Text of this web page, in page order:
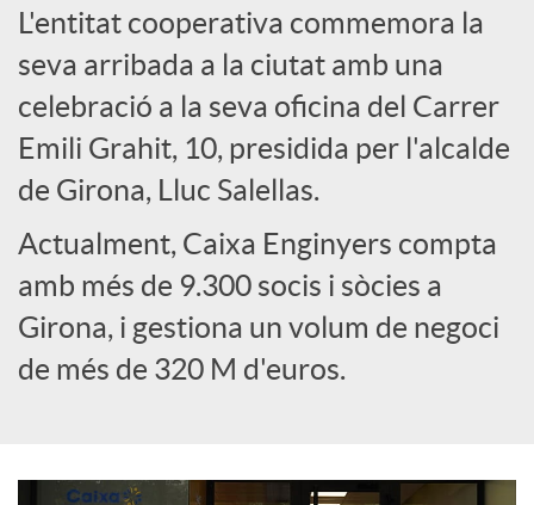
e
s
S
o
c
L'entitat cooperativa commemora la
seva arribada a la ciutat amb una
celebració a la seva oficina del Carrer
Emili Grahit, 10, presidida per l'alcalde
de Girona, Lluc Salellas.
Actualment, Caixa Enginyers compta
amb més de 9.300 socis i sòcies a
Girona, i gestiona un volum de negoci
de més de 320 M d'euros.